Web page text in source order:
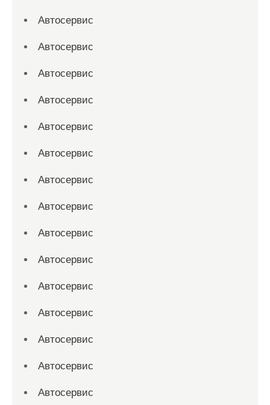
Автосервис
Автосервис
Автосервис
Автосервис
Автосервис
Автосервис
Автосервис
Автосервис
Автосервис
Автосервис
Автосервис
Автосервис
Автосервис
Автосервис
Автосервис